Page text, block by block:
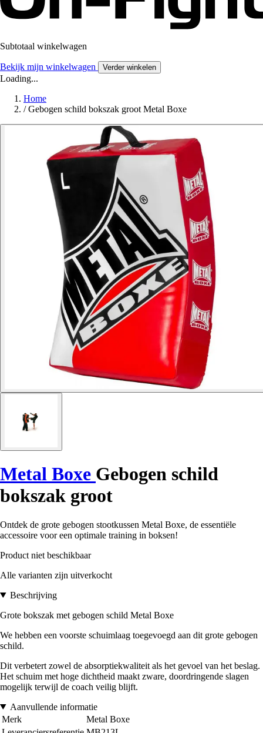
Subtotaal winkelwagen
Bekijk mijn winkelwagen Verder winkelen
Loading...
Home
/ Gebogen schild bokszak groot Metal Boxe
Metal Boxe Gebogen schild
bokszak groot
Ontdek de grote gebogen stootkussen Metal Boxe, de essentiële
accessoire voor een optimale training in boksen!
Product niet beschikbaar
Alle varianten zijn uitverkocht
Beschrijving
Grote bokszak met gebogen schild Metal Boxe
We hebben een voorste schuimlaag toegevoegd aan dit grote gebogen
schild.
Dit verbetert zowel de absorptiekwaliteit als het gevoel van het beslag.
Het schuim met hoge dichtheid maakt zware, doordringende slagen
mogelijk terwijl de coach veilig blijft.
Aanvullende informatie
Merk
Metal Boxe